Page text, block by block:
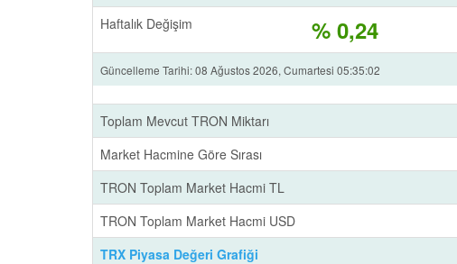
Haftalık Değişim % 0,24
Güncelleme Tarihi: 08 Ağustos 2026, Cumartesi 05:35:02
Toplam Mevcut TRON Miktarı
Market Hacmine Göre Sırası
TRON Toplam Market Hacmi TL
TRON Toplam Market Hacmi USD
TRX Piyasa Değeri Grafiği